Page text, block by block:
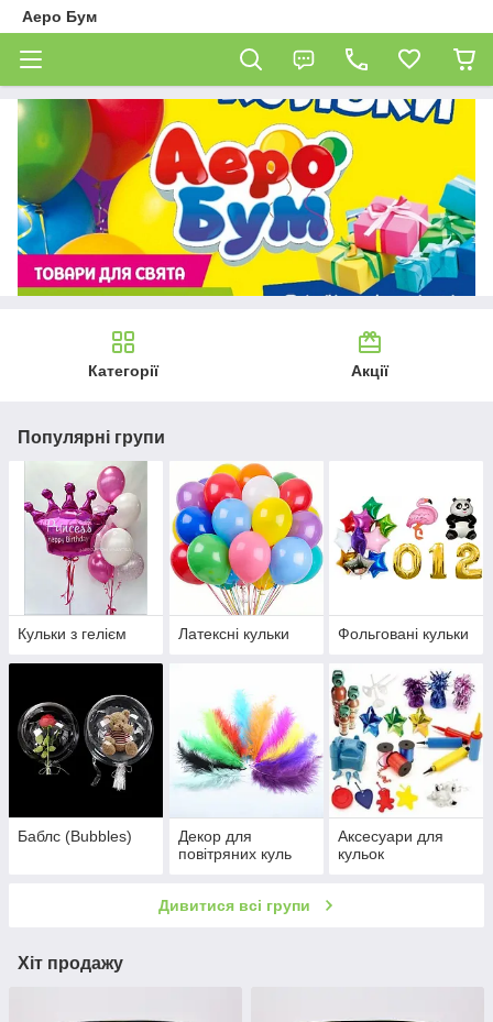
Аеро Бум
Категорії Акції
Популярні групи
Кульки з гелієм Латексні кульки Фольговані кульки
Баблс (Bubbles)
Декор для
повітряних куль
Аксесуари для
кульок
Дивитися всі групи
Хіт продажу